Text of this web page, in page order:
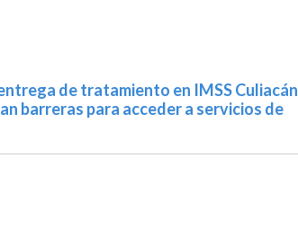
de tratamiento en IMSS Culiacán
barreras para acceder a servicios de